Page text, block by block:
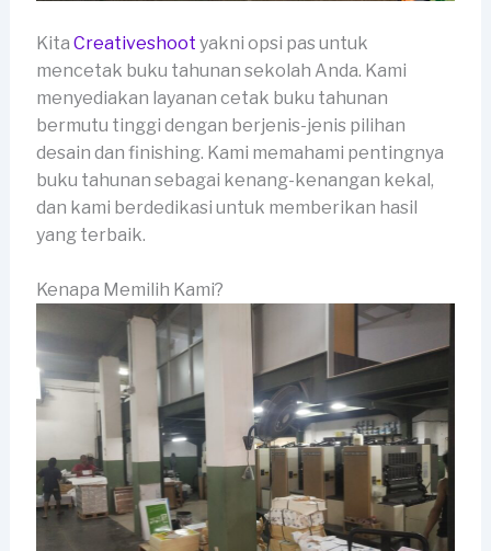
Kita Creativeshoot yakni opsi pas untuk
mencetak buku tahunan sekolah Anda. Kami
menyediakan layanan cetak buku tahunan
bermutu tinggi dengan berjenis-jenis pilihan
desain dan finishing. Kami memahami pentingnya
buku tahunan sebagai kenang-kenangan kekal,
dan kami berdedikasi untuk memberikan hasil
yang terbaik.
Kenapa Memilih Kami?